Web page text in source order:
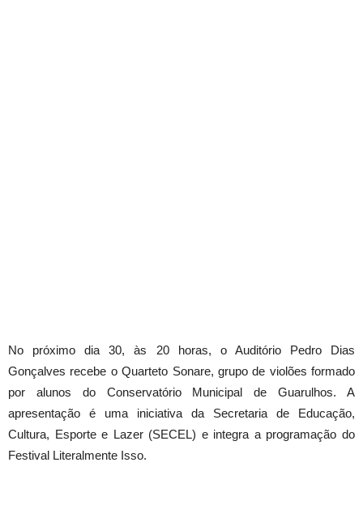
No próximo dia 30, às 20 horas, o Auditório Pedro Dias
Gonçalves recebe o Quarteto Sonare, grupo de violões formado
por alunos do Conservatório Municipal de Guarulhos. A
apresentação é uma iniciativa da Secretaria de Educação,
Cultura, Esporte e Lazer (SECEL) e integra a programação do
Festival Literalmente Isso.